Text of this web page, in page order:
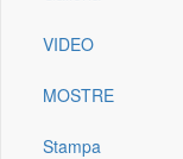
VIDEO
MOSTRE
Stampa